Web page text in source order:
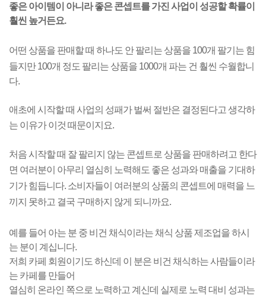
좋은 아이템이 아니라 좋은 콘셉트를 가진 사업이 성공할 확률이
훨씬 높거든요.
어떤 상품을 판매할 때 하나도 안 팔리는 상품을 100개 팔기는 힘
들지만 100개 정도 팔리는 상품을 1000개 파는 건 훨씬 수월합니
다.
애초에 시작할 때 사업의 성패가 벌써 절반은 결정된다고 생각하
는 이유가 이것 때문이지요.
처음 시작할 때 잘 팔리지 않는 콘셉트로 상품을 판매하려고 한다
면 여러분이 아무리 열심히 노력해도 좋은 성과와 매출을 기대하
기가 힘듭니다. 소비자들이 여러분의 상품의 콘셉트에 매력을 느
끼지 못하고 결국 구매하지 않게 되니까요.
예를 들어 아는 분 중 비건 채식이라는 채식 상품 제조업을 하시
는 분이 계십니다.
저희 카페 회원이기도 하신데 이 분은 비건 채식하는 사람들이라
는 카페를 만들어
열심히 온라인 쪽으로 노력하고 계신데 실제로 노력 대비 성과는